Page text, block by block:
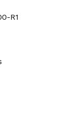
R1